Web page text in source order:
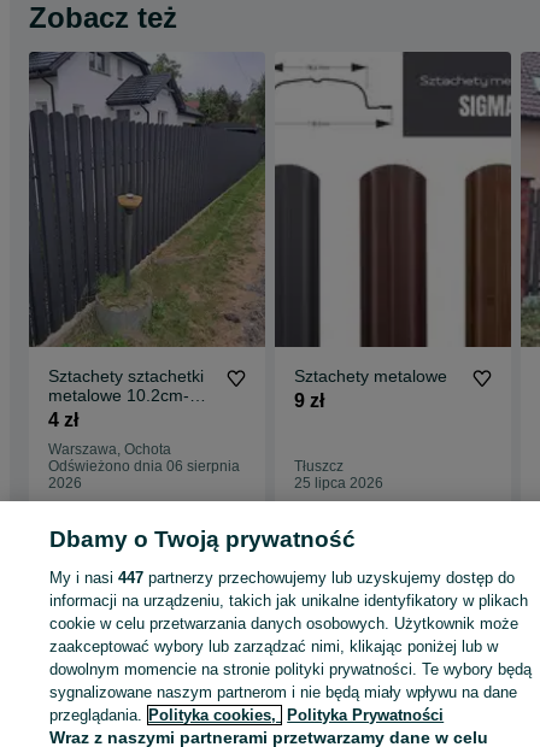
Zobacz też
Sztachety sztachetki
metalowe 10.2cm-
12.4cm szer
4 zł
Warszawa, Ochota
Odświeżono dnia 06 sierpnia
2026
Sztachety metalowe
9 zł
Tłuszcz
25 lipca 2026
Mazowieckie
Przęsła - Roszczep
KATEGORIA
ID:1036468371 Wyświetlenia:
Dbamy o Twoją prywatność
My i nasi447 partnerzy przechowujemy lub uzyskujemy dostęp do
informacji na urządzeniu, takich jak unikalne identyfikatory w plikach
cookie w celu przetwarzania danych osobowych. Użytkownik może
zaakceptować wybory lub zarządzać nimi, klikając poniżej lub w
dowolnym momencie na stronie polityki prywatności. Te wybory będą
sygnalizowane naszym partnerom i nie będą miały wpływu na dane
przeglądania. Polityka cookies, Polityka Prywatności
Wraz z naszymi partnerami przetwarzamy dane w celu